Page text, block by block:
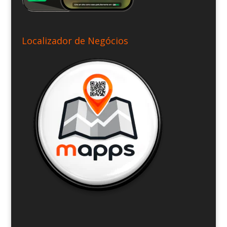
Localizador de Negócios